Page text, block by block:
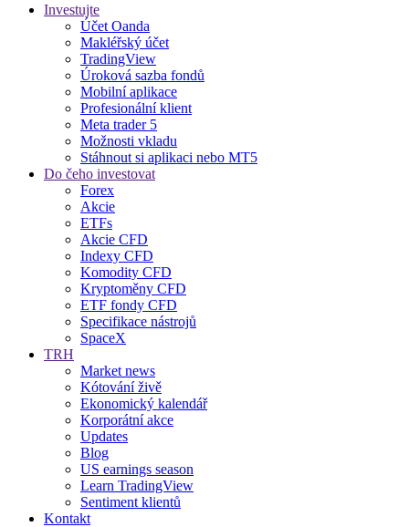
Investujte
Účet Oanda
Makléřský účet
TradingView
Úroková sazba fondů
Mobilní aplikace
Profesionální klient
Meta trader 5
Možnosti vkladu
Stáhnout si aplikaci nebo MT5
Do čeho investovat
Forex
Akcie
ETFs
Akcie CFD
Indexy CFD
Komodity CFD
Kryptoměny CFD
ETF fondy CFD
Specifikace nástrojů
SpaceX
TRH
Market news
Kótování živě
Ekonomický kalendář
Korporátní akce
Updates
Blog
US earnings season
Learn TradingView
Sentiment klientů
Kontakt